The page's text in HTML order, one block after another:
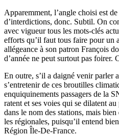
Apparemment, l’angle choisi est de
d’interdictions, donc. Subtil. On
avec vigueur tous les mots-clés
efforts qu’il faut tous faire pour un
allégeance à son patron François
d’année ne peut surtout pas foirer.
En outre, s’il a daigné venir parler
s’entretenir de ces broutilles
enquiquinements passagers de la
ratent et ses voies qui se dilatent
dans le nom des stations, mais
les régionales, puisqu’il entend
Région Île-De-France.